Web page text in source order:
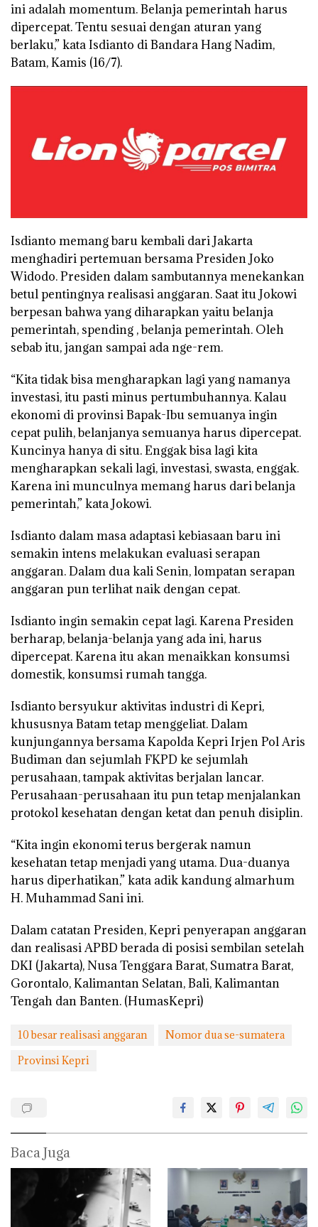
ini adalah momentum. Belanja pemerintah harus
dipercepat. Tentu sesuai dengan aturan yang
berlaku,” kata Isdianto di Bandara Hang Nadim,
Batam, Kamis (16/7).
Isdianto memang baru kembali dari Jakarta
menghadiri pertemuan bersama Presiden Joko
Widodo. Presiden dalam sambutannya menekankan
betul pentingnya realisasi anggaran. Saat itu Jokowi
berpesan bahwa yang diharapkan yaitu belanja
pemerintah, spending , belanja pemerintah. Oleh
sebab itu, jangan sampai ada nge-rem.
“Kita tidak bisa mengharapkan lagi yang namanya
investasi, itu pasti minus pertumbuhannya. Kalau
ekonomi di provinsi Bapak-Ibu semuanya ingin
cepat pulih, belanjanya semuanya harus dipercepat.
Kuncinya hanya di situ. Enggak bisa lagi kita
mengharapkan sekali lagi, investasi, swasta, enggak.
Karena ini munculnya memang harus dari belanja
pemerintah,” kata Jokowi.
Isdianto dalam masa adaptasi kebiasaan baru ini
semakin intens melakukan evaluasi serapan
anggaran. Dalam dua kali Senin, lompatan serapan
anggaran pun terlihat naik dengan cepat.
Isdianto ingin semakin cepat lagi. Karena Presiden
berharap, belanja-belanja yang ada ini, harus
dipercepat. Karena itu akan menaikkan konsumsi
domestik, konsumsi rumah tangga.
Isdianto bersyukur aktivitas industri di Kepri,
khususnya Batam tetap menggeliat. Dalam
kunjungannya bersama Kapolda Kepri Irjen Pol Aris
Budiman dan sejumlah FKPD ke sejumlah
perusahaan, tampak aktivitas berjalan lancar.
Perusahaan-perusahaan itu pun tetap menjalankan
protokol kesehatan dengan ketat dan penuh disiplin.
“Kita ingin ekonomi terus bergerak namun
kesehatan tetap menjadi yang utama. Dua-duanya
harus diperhatikan,” kata adik kandung almarhum
H. Muhammad Sani ini.
Dalam catatan Presiden, Kepri penyerapan anggaran
dan realisasi APBD berada di posisi sembilan setelah
DKI (Jakarta), Nusa Tenggara Barat, Sumatra Barat,
Gorontalo, Kalimantan Selatan, Bali, Kalimantan
Tengah dan Banten. (HumasKepri)
10 besar realisasi anggaran
Nomor dua se-sumatera
Provinsi Kepri
Baca Juga